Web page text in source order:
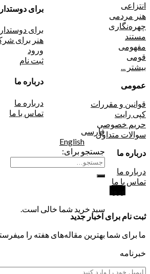
برای
برای
هنر برای
ورود
ثبت نام
درباره ما
درباره ما
تماس با ما
فارسی
English
جستجو برای:
سبد خرید شما خالی است.
انتزاعی
هنر مردمی
چهره‌نگاری
مستند
مفهومی
قومی
بیشتر ...
عمومی
قوانین و مقررات
کپی رایت
حریم خصوصی
سوالات متداول
درباره ما
درباره ما
تماس با ما
ثبت نام برای اخبار جدید
ما برای شما بهترین مقاله‌های هفته را
خبرنامه